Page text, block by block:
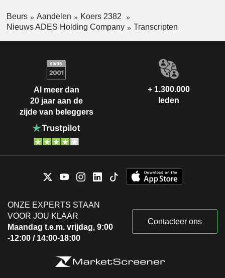
Beurs Aandelen
Koers 2382
Nieuws ADES Holding Company
Transcripten
Al meer dan
20 jaar aan de
zijde van beleggers
+ 1.300.000
leden
ONZE EXPERTS STAAN
VOOR JOU KLAAR
Maandag t.e.m. vrijdag, 9:00
-12:00 / 14:00-18:00
Contacteer ons